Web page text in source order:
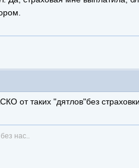
от таких "дятлов"без страховки.
нас..